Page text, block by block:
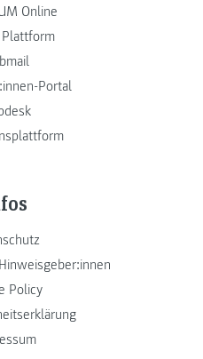
Online
Portal
Policy